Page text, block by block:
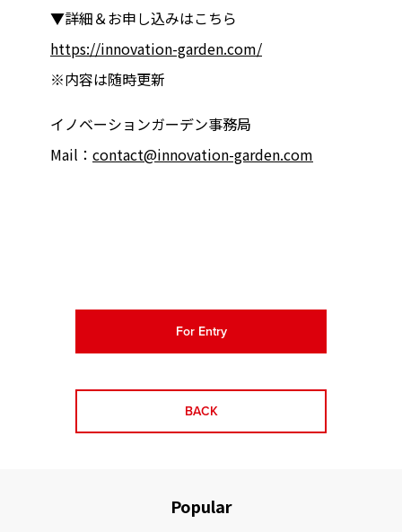
▼詳細＆お申し込みはこちら
https://innovation-garden.com/
※内容は随時更新
イノベーションガーデン事務局
Mail： contact@innovation-garden.com
For Entry
BACK
Popular